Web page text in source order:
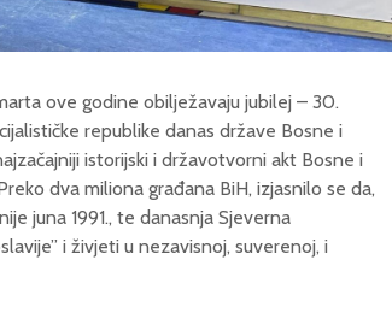
ove godine obilježavaju jubilej – 30.
republike danas države Bosne i
istorijski i državotvorni akt Bosne i
dva miliona građana BiH, izjasnilo se da,
juna 1991., te danasnja Sjeverna
i živjeti u nezavisnoj, suverenoj, i